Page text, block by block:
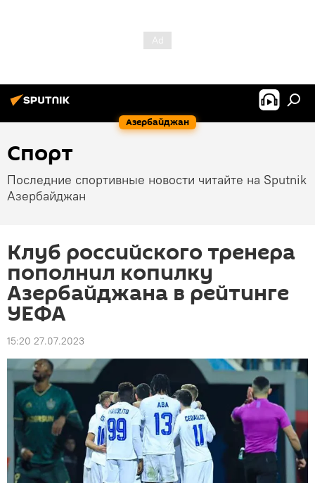
Азербайджан
Спорт
Последние спортивные новости читайте на Sputnik
Азербайджан
Клуб российского тренера
пополнил копилку
Азербайджана в рейтинге
УЕФА
15:20 27.07.2023